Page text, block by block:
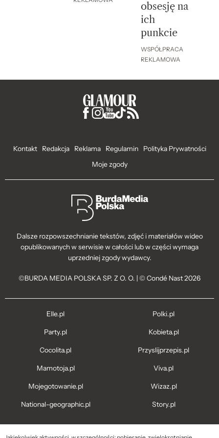
obsesję na
ich
punkcie
WSPÓŁPRACA
REKLAMOWA
Kontakt Redakcja Reklama Regulamin
Polityka Prywatności
Moje zgody
Dalsze rozpowszechnianie tekstów, zdjęć i materiałów wideo
opublikowanych w serwisie w całości lub w części wymaga
uprzedniej zgody wydawcy.
©BURDA MEDIA POLSKA SP. Z O. O. | © Condé Nast 2026
Elle.pl
Party.pl
Cocolita.pl
Mamotoja.pl
Mojegotowanie.pl
National-geographic.pl
Polki.pl
Kobieta.pl
Przyslijprzepis.pl
Viva.pl
Wizaz.pl
Story.pl